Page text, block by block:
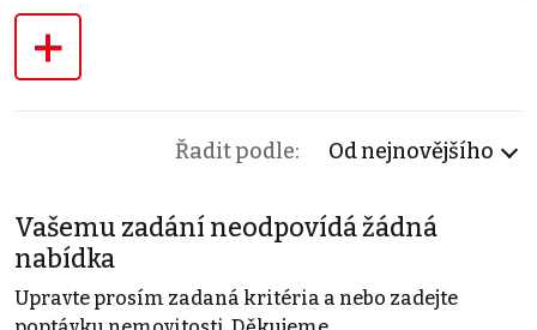
+
Řadit podle: Od nejnovějšího
Vašemu zadání neodpovídá žádná
nabídka
Upravte prosím zadaná kritéria a nebo zadejte